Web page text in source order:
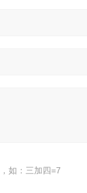
如：三加四=7